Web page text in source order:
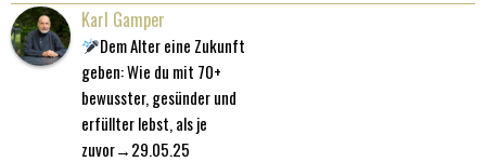
Karl Gamper
Dem Alter eine Zukunft
geben: Wie du mit 70+
bewusster, gesünder und
erfüllter lebst, als je
zuvor→29.05.25